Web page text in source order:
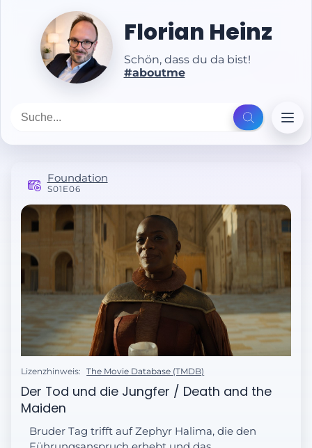
Florian Heinz
Schön, dass du da bist!
#aboutme
Foundation
S01E06
Lizenzhinweis: The Movie Database (TMDB)
Der Tod und die Jungfer / Death and the
Maiden
Bruder Tag trifft auf Zephyr Halima, die den